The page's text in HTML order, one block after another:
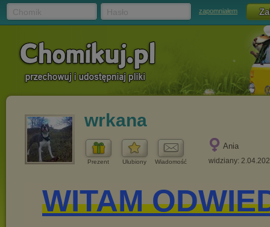
zapomniałem
wrkana
Prezent Ulubiony Wiadomość
Ania
widziany: